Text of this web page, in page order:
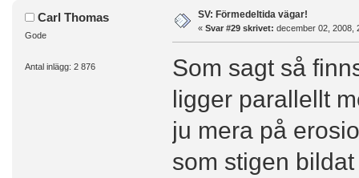
Carl Thomas
Gode
Antal inlägg: 2 876
SV: Förmedeltida vägar!
« Svar #29 skrivet: december 02, 2008,
Som sagt så
ligger parallellt
ju mera på
som stigen